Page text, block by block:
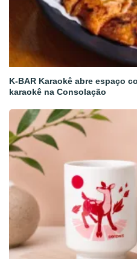
K-BAR Karaokê abre espaço
karaokê na Consolação